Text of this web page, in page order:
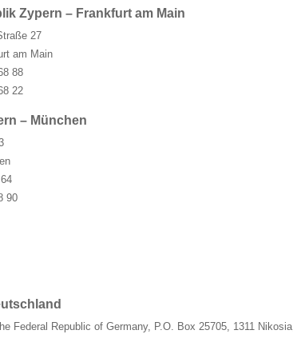
Zypern – Frankfurt am Main
27
am Main
88
22
– München
90
Federal Republic of Germany, P.O. Box 25705, 1311 Nikosia,